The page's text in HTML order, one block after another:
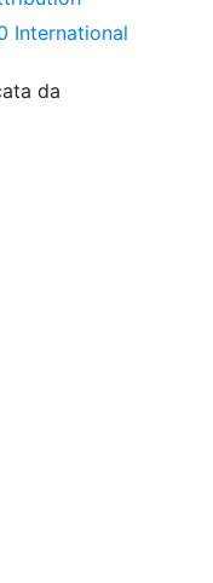
International
da